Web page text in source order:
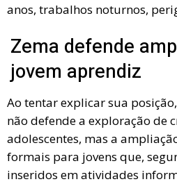
anos, trabalhos noturnos,
Zema defende
jovem aprendiz
Ao tentar explicar sua
não defende a exploração de
adolescentes, mas a
formais para jovens que,
inseridos em atividades